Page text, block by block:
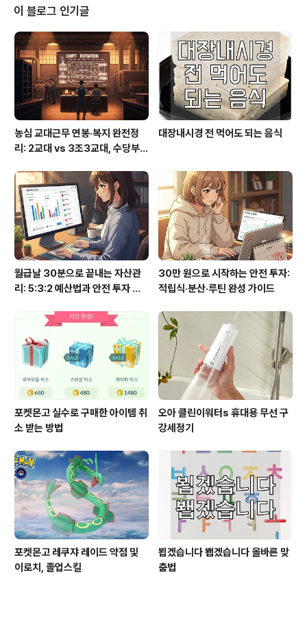
자, 축, 인, 묘, 진, 사, 오, 미, 신, 유, 술, 해 | 12지신 순서 이
유 어느날 신이 열두 동물에게 달리기 시합을 해서 먼저온
순서에 따라 순서를 정했다고 하는데요. 작은 쥐가 첫번째
인 이유는 열심히 달리기만 하는 소의 등에 타고 있다가 마
지막 골인 지점에서 점프를해서 먼저 ..
이 블로그 인기글
농심 교대근무 연봉·복지 완전정
리: 2교대 vs 3조3교대, 수당부터
대장내시경 전 먹어도 되는 음식
월급날 30분으로 끝내는 자산관
리: 5:3:2 예산법과 안전 투자 루
30만 원으로 시작하는 안전 투자:
적립식·분산·루틴 완성 가이드
포켓몬고 실수로 구매한 아이템 취
소 받는 방법
오아 클린이워터s 휴대용 무선 구
강세정기
포켓몬고 레쿠쟈 레이드 약점 및
이로치, 졸업스킬
뵙겠습니다 봽겠습니다 올바른 맞
춤법